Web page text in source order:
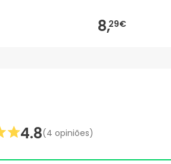
8,29€
4.8(4 opiniões)